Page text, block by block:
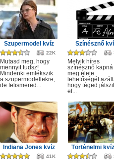
Szupermodel kvíz
22K
Mutasd meg, hogy
mennyit tudsz!
Mindenki emlékszik
a szupermodellekre,
de felismered...
Színésznő
Melyik híres
színésznő kapná
meg élete
lehetőségét
hogy téged
el...
Indiana Jones kvíz
41K
Történelmi